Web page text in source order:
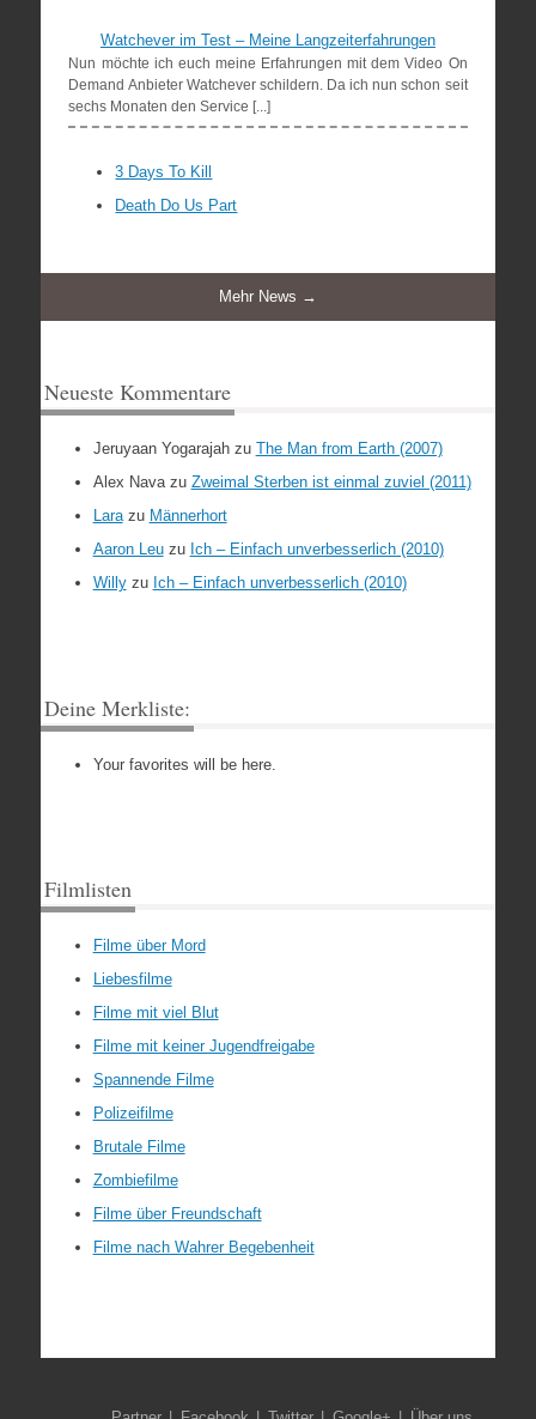
Watchever im Test – Meine Langzeiterfahrungen
Nun möchte ich euch meine Erfahrungen mit dem Video On
Demand Anbieter Watchever schildern. Da ich nun schon seit
sechs Monaten den Service [...]
3 Days To Kill
Death Do Us Part
Mehr News →
Neueste Kommentare
Jeruyaan Yogarajahzu The Man from Earth (2007)
Alex Navazu Zweimal Sterben ist einmal zuviel (2011)
Larazu Männerhort
Aaron Leuzu Ich – Einfach unverbesserlich (2010)
Willyzu Ich – Einfach unverbesserlich (2010)
Deine Merkliste:
Your favorites will be here.
Filmlisten
Filme über Mord
Liebesfilme
Filme mit viel Blut
Filme mit keiner Jugendfreigabe
Spannende Filme
Polizeifilme
Brutale Filme
Zombiefilme
Filme über Freundschaft
Filme nach Wahrer Begebenheit